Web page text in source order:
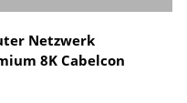
Netzwerk
8K Cabelcon